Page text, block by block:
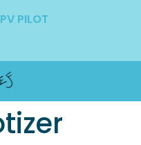
PILOT